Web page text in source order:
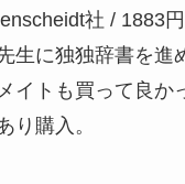
社 / 1883円
生に独独辞書を進
イトも買って良か
り購入。